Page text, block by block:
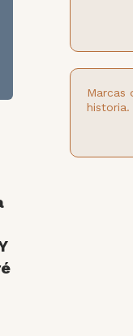
Marcas